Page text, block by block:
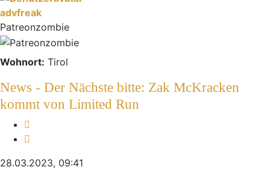
advfreak
Patreonzombie
Wohnort: Tirol
News - Der Nächste bitte: Zak McKracken
kommt von Limited Run
28.03.2023, 09:41